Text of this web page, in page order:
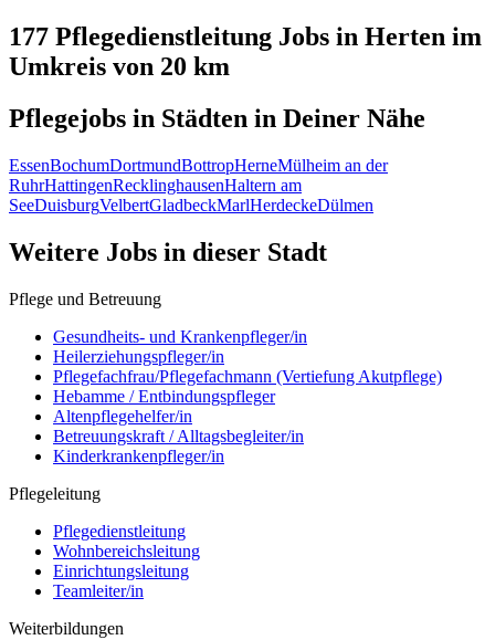
177 Pflegedienstleitung Jobs in Herten im
Umkreis von 20 km
Pflegejobs in Städten in Deiner Nähe
EssenBochumDortmundBottropHerneMülheim an der
RuhrHattingenRecklinghausenHaltern am
SeeDuisburgVelbertGladbeckMarlHerdeckeDülmen
Weitere Jobs in dieser Stadt
Pflege und Betreuung
Gesundheits- und Krankenpfleger/in
Heilerziehungspfleger/in
Pflegefachfrau/Pflegefachmann (Vertiefung Akutpflege)
Hebamme / Entbindungspfleger
Altenpflegehelfer/in
Betreuungskraft / Alltagsbegleiter/in
Kinderkrankenpfleger/in
Pflegeleitung
Pflegedienstleitung
Wohnbereichsleitung
Einrichtungsleitung
Teamleiter/in
Weiterbildungen